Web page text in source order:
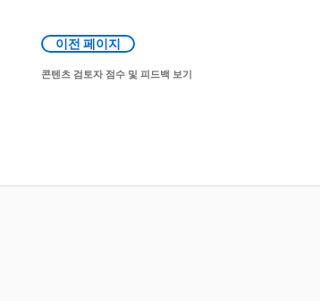
이전 페이지
콘텐츠 검토자 점수 및 피드백 보기